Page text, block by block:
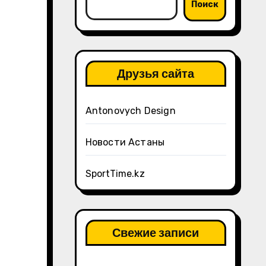
Поиск
Друзья сайта
Antonovych Design
Новости Астаны
SportTime.kz
Свежие записи